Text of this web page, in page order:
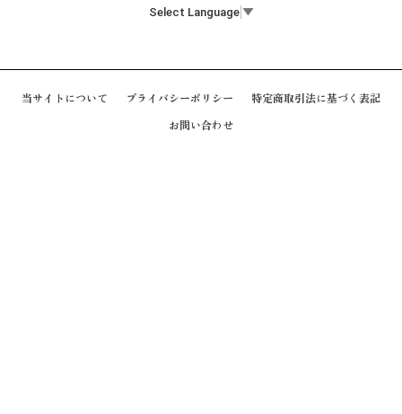
Select Language ▼
当サイトについて プライバシーポリシー 特定商取引法に基づく表記
お問い合わせ